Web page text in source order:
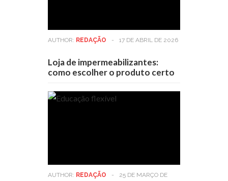
AUTHOR: REDAÇÃO - 17 DE ABRIL DE 2026
Loja de impermeabilizantes:
como escolher o produto certo
AUTHOR: REDAÇÃO -
25 DE MARÇO DE